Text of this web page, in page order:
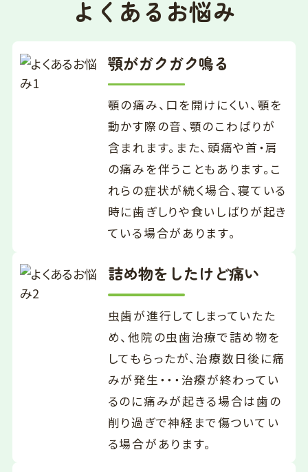
よくあるお悩み
顎がガクガク鳴る
顎の痛み、口を開けにくい、顎を
動かす際の音、顎のこわばりが
含まれます。また、頭痛や首・肩
の痛みを伴うこともあります。こ
れらの症状が続く場合、寝ている
時に歯ぎしりや食いしばりが起き
ている場合があります。
詰め物をしたけど痛い
虫歯が進行してしまっていたた
め、他院の虫歯治療で詰め物を
してもらったが、治療数日後に痛
みが発生・・・治療が終わってい
るのに痛みが起きる場合は歯の
削り過ぎで神経まで傷ついてい
る場合があります。